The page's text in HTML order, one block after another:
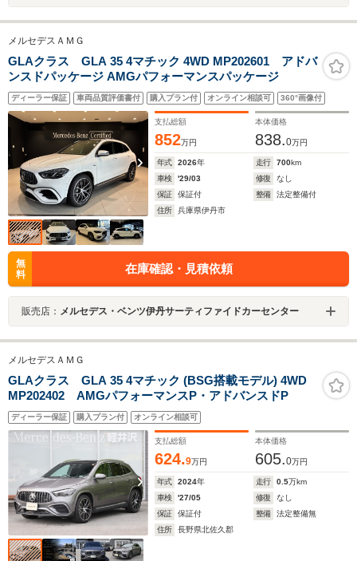
メルセデスＡＭＧ
GLAクラス GLA 35 4マチック 4WD MP202601 アドバ
ンスドパッケージ AMGパフォーマンスパッケージ
ディーラー保証 車両品質評価書付 購入プラン付 オンライン相談可 360°画像付
支払総額
852万円
本体価格
838.0万円
年式 2026年 走行 700km
車検
'29/03 修復
なし
保証
保証付 整備
法定整備付
住所
兵庫県伊丹市
無
料
在庫確認・見積依頼
販売店： メルセデス・ベンツ伊丹サーティファイドカーセンター
メルセデスＡＭＧ
GLAクラス GLA 35 4マチック (BSG搭載モデル) 4WD
MP202402 AMGパフォーマンスP・アドバンスドP
ディーラー保証 購入プラン付 オンライン相談可
支払総額
624.9万円
本体価格
605.0万円
年式 2024年 走行 0.5万km
車検
'27/05 修復
なし
保証
保証付 整備
法定整備無
住所
長野県北佐久郡